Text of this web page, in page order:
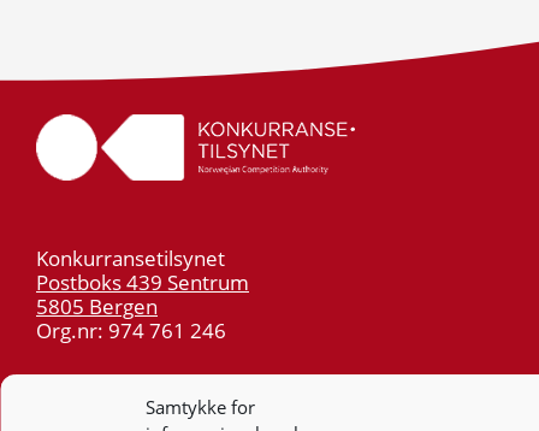
Samtykke for
Konkurransetilsynet
Postboks 439 Sentrum
5805 Bergen
Org.nr: 974 761 246
55 59 75 00
post@kt.no